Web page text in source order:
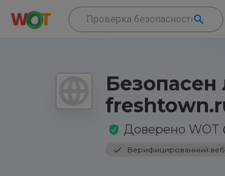
Безопасен
Доверено WOT
Верифицированный